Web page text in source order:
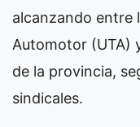
alcanzando entre
Automotor (UTA)
de la provincia,
sindicales.